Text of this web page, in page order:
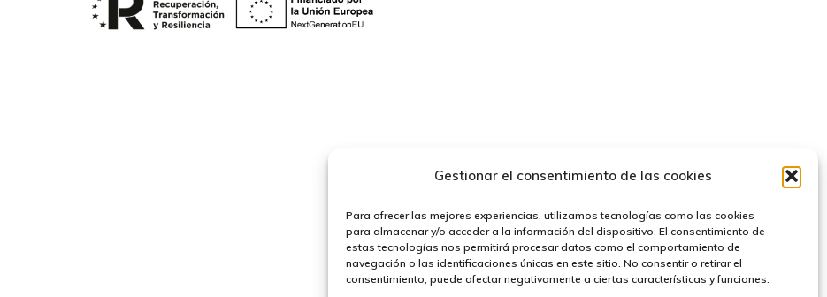
Gestionar el consentimiento de las cookies
Para ofrecer las mejores experiencias, utilizamos tecnologías como las cookies
para almacenar y/o acceder a la información del dispositivo. El consentimiento de
estas tecnologías nos permitirá procesar datos como el comportamiento de
navegación o las identificaciones únicas en este sitio. No consentir o retirar el
consentimiento, puede afectar negativamente a ciertas características y funciones.